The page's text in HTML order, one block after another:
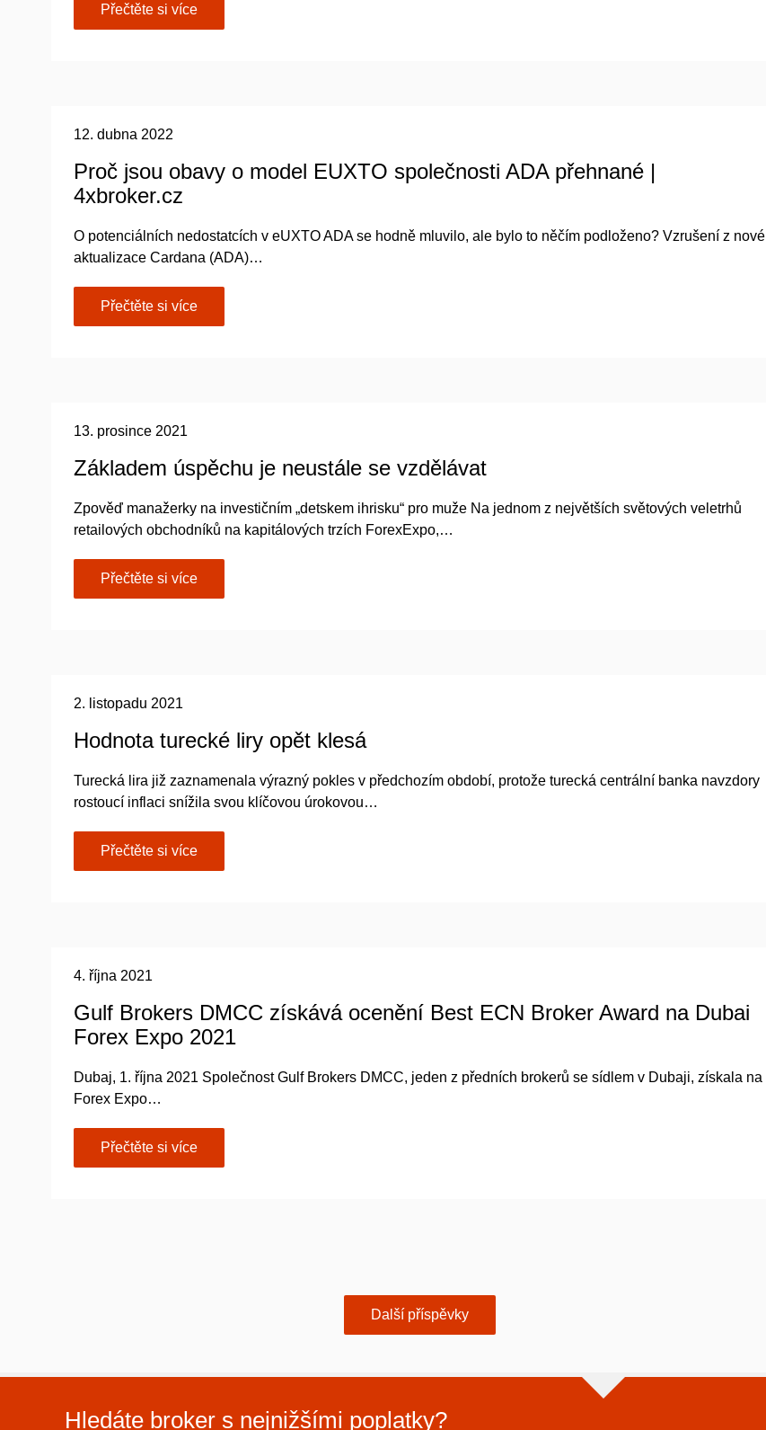
Přečtěte si více
12. dubna 2022
Proč jsou obavy o model EUXTO společnosti ADA přehnané |
4xbroker.cz
O potenciálních nedostatcích v eUXTO ADA se hodně mluvilo, ale bylo to něčím podloženo? Vzrušení z nové
aktualizace Cardana (ADA)…
Přečtěte si více
13. prosince 2021
Základem úspěchu je neustále se vzdělávat
Zpověď manažerky na investičním „detskem ihrisku“ pro muže Na jednom z největších světových veletrhů
retailových obchodníků na kapitálových trzích ForexExpo,…
Přečtěte si více
2. listopadu 2021
Hodnota turecké liry opět klesá
Turecká lira již zaznamenala výrazný pokles v předchozím období, protože turecká centrální banka navzdory
rostoucí inflaci snížila svou klíčovou úrokovou…
Přečtěte si více
4. října 2021
Gulf Brokers DMCC získává ocenění Best ECN Broker Award na Dubai
Forex Expo 2021
Dubaj, 1. října 2021 Společnost Gulf Brokers DMCC, jeden z předních brokerů se sídlem v Dubaji, získala na
Forex Expo…
Přečtěte si více
Další příspěvky
Hledáte broker s nejnižšími poplatky?